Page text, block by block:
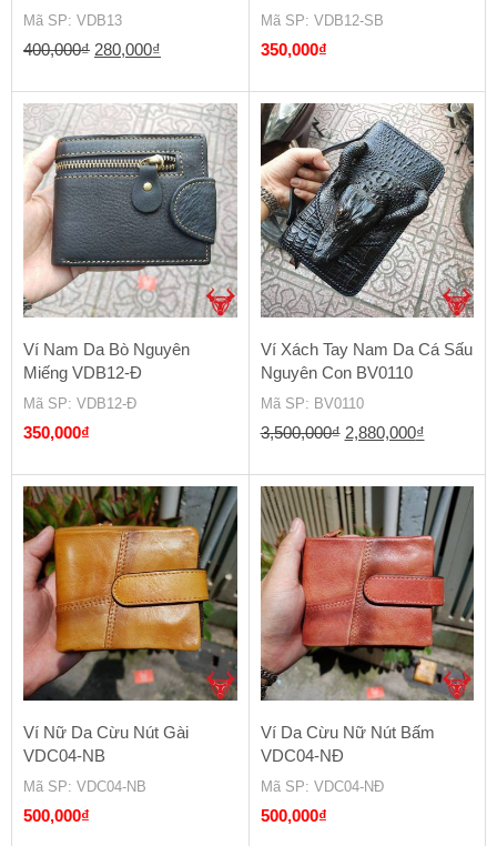
Mã SP: VDB13
400,000₫ Giá
là:
400,000₫.
280,000₫
tại
là:
280,000₫.
Mã SP: VDB12-SB
350,000₫
Ví Nam Da Bò Nguyên
Miếng VDB12-Đ
Mã SP: VDB12-Đ
350,000₫
Ví Xách Tay Nam Da Cá Sấu
Nguyên Con BV0110
Mã SP: BV0110
3,500,000₫ Giá
là:
3,500,000₫.
2,880,000₫Giá
tại
là:
Ví Nữ Da Cừu Nút Gài
VDC04-NB
Mã SP: VDC04-NB
500,000₫
Ví Da Cừu Nữ Nút Bấm
VDC04-NĐ
Mã SP: VDC04-NĐ
500,000₫